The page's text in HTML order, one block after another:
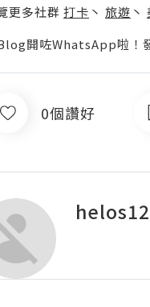
更多社群 打卡 丶 旅遊 丶
開咗WhatsApp啦！
0個讚好